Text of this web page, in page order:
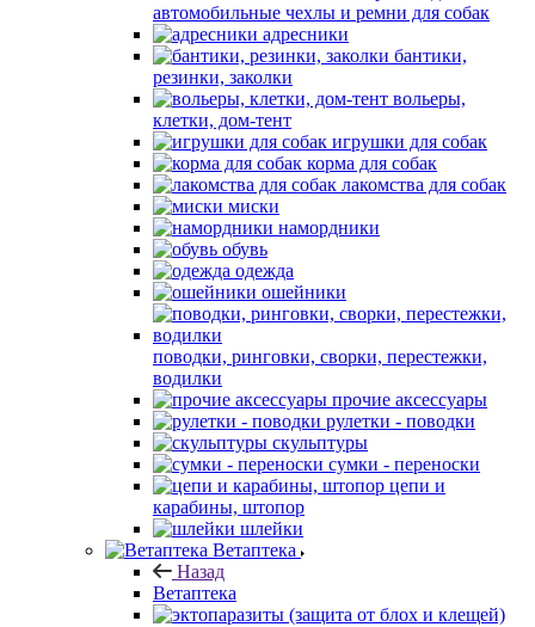
автомобильные чехлы и ремни для собак
адресники
бантики,
резинки, заколки
вольеры,
клетки, дом-тент
игрушки для собак
корма для собак
лакомства для собак
миски
намордники
обувь
одежда
ошейники
поводки, ринговки, сворки, перестежки,
водилки
прочие аксессуары
рулетки - поводки
скульптуры
сумки - переноски
цепи и
карабины, штопор
шлейки
Ветаптека
Назад
Ветаптека